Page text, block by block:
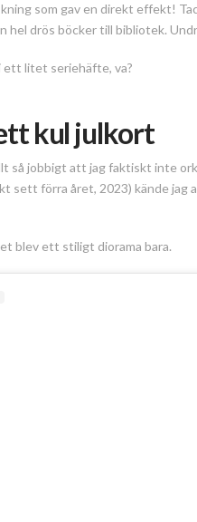
som gav en direkt effekt!
hel drös böcker till bibliotek.
ett litet seriehäfte, va?
kul julkort
så jobbigt att jag faktiskt inte
sett förra året, 2023) kände
blev ett stiligt diorama bara.